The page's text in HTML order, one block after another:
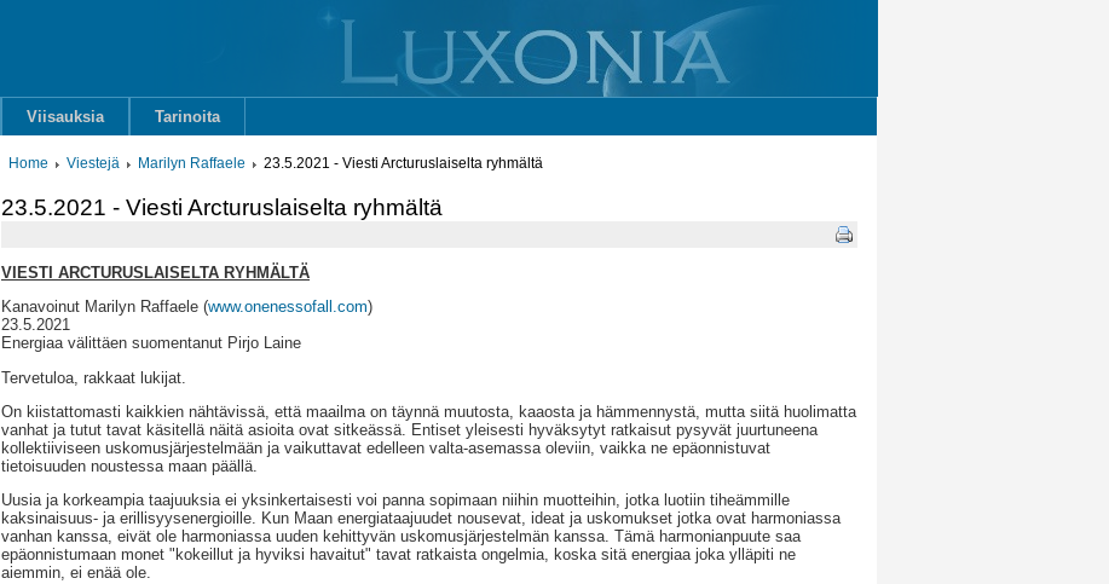
Viisauksia Tarinoita
Home Viestejä Marilyn Raffaele 23.5.2021 - Viesti Arcturuslaiselta ryhmältä
23.5.2021 - Viesti Arcturuslaiselta ryhmältä
VIESTI ARCTURUSLAISELTA RYHMÄLTÄ
Kanavoinut Marilyn Raffaele (www.onenessofall.com)
23.5.2021
Energiaa välittäen suomentanut Pirjo Laine
Tervetuloa, rakkaat lukijat.
On kiistattomasti kaikkien nähtävissä, että maailma on täynnä muutosta, kaaosta ja hämmennystä, mutta siitä huolimatta
vanhat ja tutut tavat käsitellä näitä asioita ovat sitkeässä. Entiset yleisesti hyväksytyt ratkaisut pysyvät juurtuneena
kollektiiviseen uskomusjärjestelmään ja vaikuttavat edelleen valta-asemassa oleviin, vaikka ne epäonnistuvat
tietoisuuden noustessa maan päällä.
Uusia ja korkeampia taajuuksia ei yksinkertaisesti voi panna sopimaan niihin muotteihin, jotka luotiin tiheämmille
kaksinaisuus- ja erillisyysenergioille. Kun Maan energiataajuudet nousevat, ideat ja uskomukset jotka ovat harmoniassa
vanhan kanssa, eivät ole harmoniassa uuden kehittyvän uskomusjärjestelmän kanssa. Tämä harmonianpuute saa
epäonnistumaan monet "kokeillut ja hyviksi havaitut" tavat ratkaista ongelmia, koska sitä energiaa joka ylläpiti ne
aiemmin, ei enää ole.